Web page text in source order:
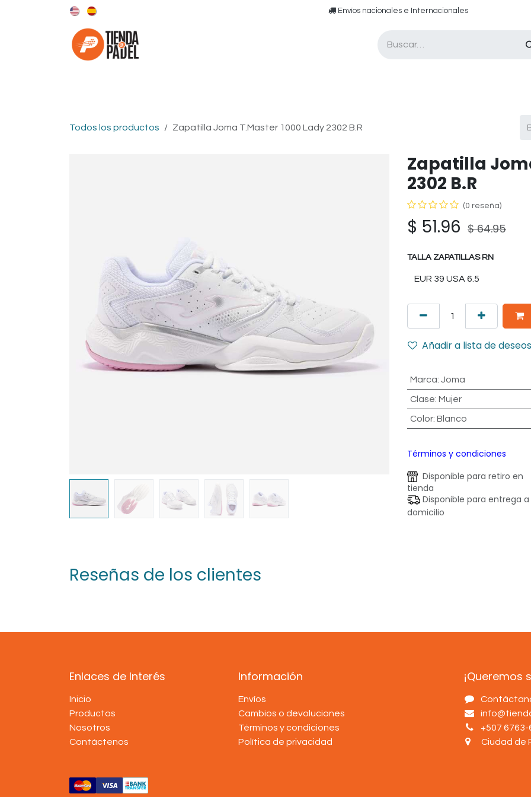
​​ E​nvíos nacionales e ​​​Internacionales​
Todos los productos Zapatilla Joma T.Master 1000 Lady 2302 B.R
Zapatilla
2302 B.R
(0 reseña)
$ 51.96 $64.95
TALLA ZAPATILLAS RN
Añadir a lista de deseos
Marca: Joma
Clase: Mujer
Color: Blanco
Términos y condiciones
Disponible para retiro en
tienda
Disponible para entrega a
domicilio
Reseñas de los clientes
Enlaces de Interés
Inicio
Productos
Nosotros
Contáctenos
Información
Envíos
Cambios o devoluciones
Términos y condiciones
Política de privacidad
¡Queremos
+507 6763-
Ciudad de